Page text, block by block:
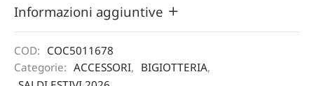
Informazioni aggiuntive
COD: COC5011678
Categorie: ACCESSORI, BIGIOTTERIA,